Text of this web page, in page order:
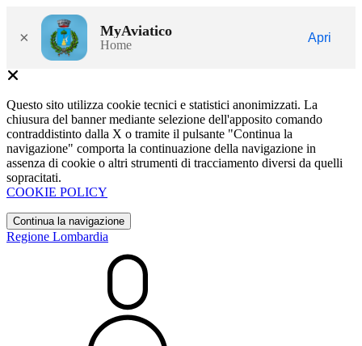
× MyAviatico
Home
Apri
Questo sito utilizza cookie tecnici e statistici anonimizzati. La
chiusura del banner mediante selezione dell'apposito comando
contraddistinto dalla X o tramite il pulsante "Continua la
navigazione" comporta la continuazione della navigazione in
assenza di cookie o altri strumenti di tracciamento diversi da quelli
sopracitati.
COOKIE POLICY
Continua la navigazione
Regione Lombardia